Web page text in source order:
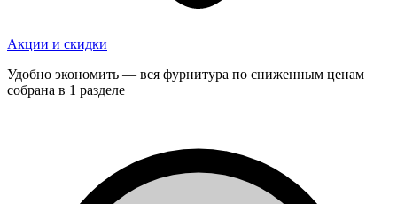
Акции и скидки
Удобно экономить — вся фурнитура по сниженным ценам
собрана в 1 разделе